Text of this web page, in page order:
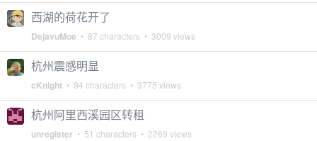
西湖的荷花开了
DejavuMoe • 87 characters • 3009 views
杭州震感明显
cKnight • 94 characters • 3775 views
杭州阿里西溪园区转租
unregister • 51 characters • 2269 views